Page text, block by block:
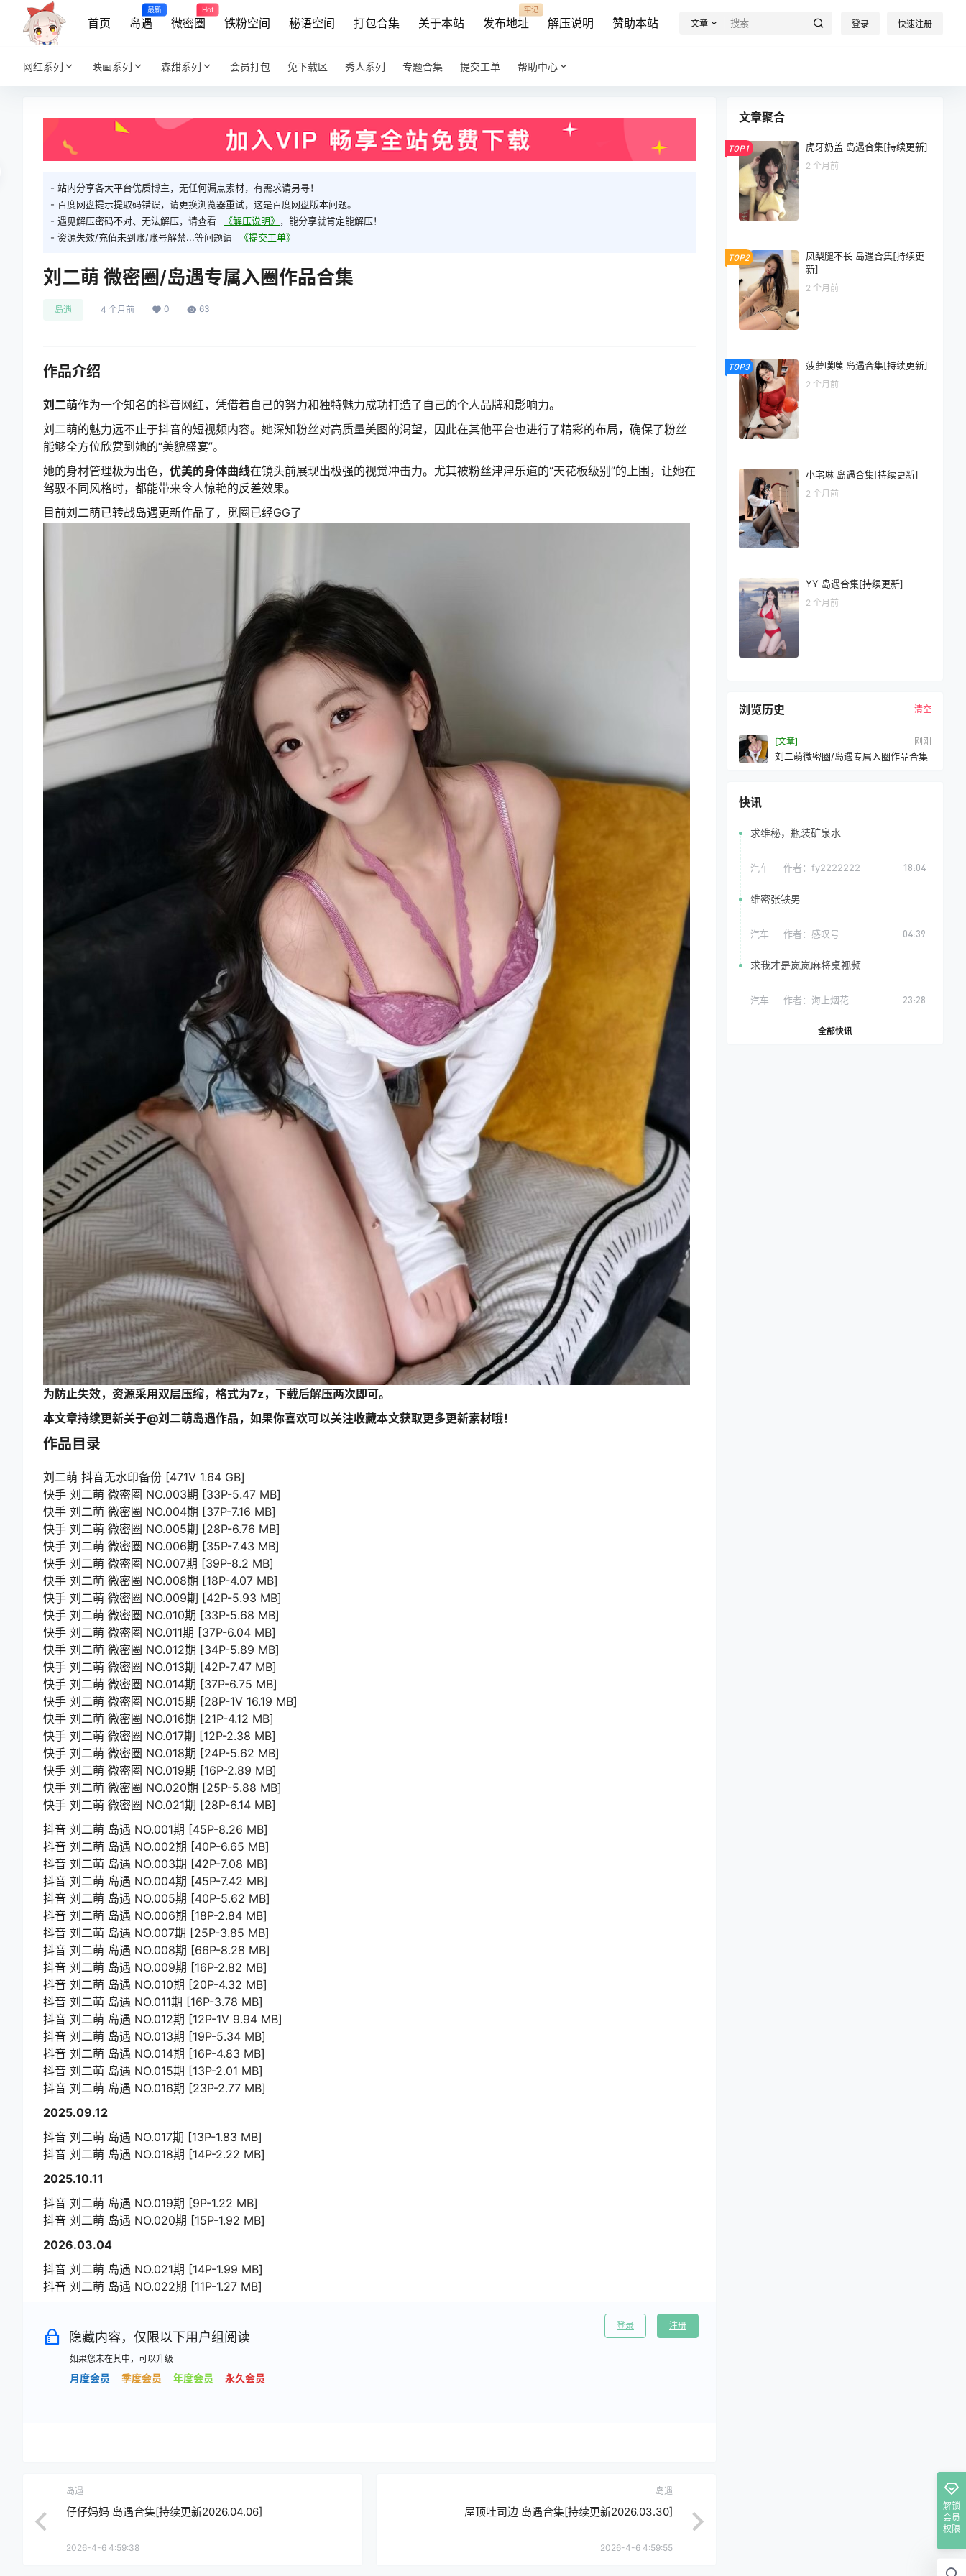
首页 岛遇
最新
微密圈
Hot
铁粉空间 秘语空间 打包合集 关于本站 发布地址
牢记
解压说明 赞助本站 文章 登录 快速注册
网红系列 映画系列 森甜系列 会员打包 免下载区 秀人系列 专题合集 提交工单 帮助中心
- 站内分享各大平台优质博主，无任何漏点素材，有需求请另寻！
- 百度网盘提示提取码错误，请更换浏览器重试，这是百度网盘版本问题。
- 遇见解压密码不对、无法解压，请查看
《解压说明》 ，能分享就肯定能解压！
- 资源失效/充值未到账/账号解禁...等问题请
《提交工单》
刘二萌 微密圈/岛遇专属入圈作品合集
岛遇 4 个月前 0 63
作品介绍
刘二萌作为一个知名的抖音网红，凭借着自己的努力和独特魅力成功打造了自己的个人品牌和影响力。
刘二萌的魅力远不止于抖音的短视频内容。她深知粉丝对高质量美图的渴望，因此在其他平台也进行了精彩的布局，确保了粉丝
能够全方位欣赏到她的“美貌盛宴”。
她的身材管理极为出色， 优美的身体曲线在镜头前展现出极强的视觉冲击力。尤其被粉丝津津乐道的“天花板级别”的上围，让她在
驾驭不同风格时，都能带来令人惊艳的反差效果。
目前刘二萌已转战岛遇更新作品了，觅圈已经GG了
为防止失效，资源采用双层压缩，格式为7z，下载后解压两次即可。
本文章持续更新关于@刘二萌岛遇作品，如果你喜欢可以关注收藏本文获取更多更新素材哦！
作品目录
刘二萌 抖音无水印备份 [471V 1.64 GB]
快手 刘二萌 微密圈 NO.003期 [33P-5.47 MB]
快手 刘二萌 微密圈 NO.004期 [37P-7.16 MB]
快手 刘二萌 微密圈 NO.005期 [28P-6.76 MB]
快手 刘二萌 微密圈 NO.006期 [35P-7.43 MB]
快手 刘二萌 微密圈 NO.007期 [39P-8.2 MB]
快手 刘二萌 微密圈 NO.008期 [18P-4.07 MB]
快手 刘二萌 微密圈 NO.009期 [42P-5.93 MB]
快手 刘二萌 微密圈 NO.010期 [33P-5.68 MB]
快手 刘二萌 微密圈 NO.011期 [37P-6.04 MB]
快手 刘二萌 微密圈 NO.012期 [34P-5.89 MB]
快手 刘二萌 微密圈 NO.013期 [42P-7.47 MB]
快手 刘二萌 微密圈 NO.014期 [37P-6.75 MB]
快手 刘二萌 微密圈 NO.015期 [28P-1V 16.19 MB]
快手 刘二萌 微密圈 NO.016期 [21P-4.12 MB]
快手 刘二萌 微密圈 NO.017期 [12P-2.38 MB]
快手 刘二萌 微密圈 NO.018期 [24P-5.62 MB]
快手 刘二萌 微密圈 NO.019期 [16P-2.89 MB]
快手 刘二萌 微密圈 NO.020期 [25P-5.88 MB]
快手 刘二萌 微密圈 NO.021期 [28P-6.14 MB]
抖音 刘二萌 岛遇 NO.001期 [45P-8.26 MB]
抖音 刘二萌 岛遇 NO.002期 [40P-6.65 MB]
抖音 刘二萌 岛遇 NO.003期 [42P-7.08 MB]
抖音 刘二萌 岛遇 NO.004期 [45P-7.42 MB]
抖音 刘二萌 岛遇 NO.005期 [40P-5.62 MB]
抖音 刘二萌 岛遇 NO.006期 [18P-2.84 MB]
抖音 刘二萌 岛遇 NO.007期 [25P-3.85 MB]
抖音 刘二萌 岛遇 NO.008期 [66P-8.28 MB]
抖音 刘二萌 岛遇 NO.009期 [16P-2.82 MB]
抖音 刘二萌 岛遇 NO.010期 [20P-4.32 MB]
抖音 刘二萌 岛遇 NO.011期 [16P-3.78 MB]
抖音 刘二萌 岛遇 NO.012期 [12P-1V 9.94 MB]
抖音 刘二萌 岛遇 NO.013期 [19P-5.34 MB]
抖音 刘二萌 岛遇 NO.014期 [16P-4.83 MB]
抖音 刘二萌 岛遇 NO.015期 [13P-2.01 MB]
抖音 刘二萌 岛遇 NO.016期 [23P-2.77 MB]
2025.09.12
抖音 刘二萌 岛遇 NO.017期 [13P-1.83 MB]
抖音 刘二萌 岛遇 NO.018期 [14P-2.22 MB]
2025.10.11
抖音 刘二萌 岛遇 NO.019期 [9P-1.22 MB]
抖音 刘二萌 岛遇 NO.020期 [15P-1.92 MB]
2026.03.04
抖音 刘二萌 岛遇 NO.021期 [14P-1.99 MB]
抖音 刘二萌 岛遇 NO.022期 [11P-1.27 MB]
隐藏内容，仅限以下用户组阅读
如果您未在其中，可以升级
月度会员 季度会员 年度会员 永久会员
登录 注册
岛遇
仔仔妈妈 岛遇合集[持续更新2026.04.06]
2026-4-6 4:59:38
岛遇
屋顶吐司边 岛遇合集[持续更新2026.03.30]
2026-4-6 4:59:55
文章聚合
TOP1 虎牙奶盖 岛遇合集[持续更新]
2 个月前
TOP2
凤梨腿不长 岛遇合集[持续更
新]
2 个月前
TOP3 菠萝噗噗 岛遇合集[持续更新]
2 个月前
小宅琳 岛遇合集[持续更新]
2 个月前
YY 岛遇合集[持续更新]
2 个月前
浏览历史 清空
[文章] 刚刚
刘二萌微密圈/岛遇专属入圈作品合集
快讯
求维秘，瓶装矿泉水
汽车 作者： fy2222222 18:04
维密张铁男
汽车 作者： 感叹号 04:39
求我才是岚岚麻将桌视频
汽车 作者： 海上烟花 23:28
全部快讯
解锁
会员
权限